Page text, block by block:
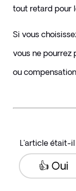
tout retard pour
Si vous
vous ne pourrez
ou
L'article était-il
👍 Oui